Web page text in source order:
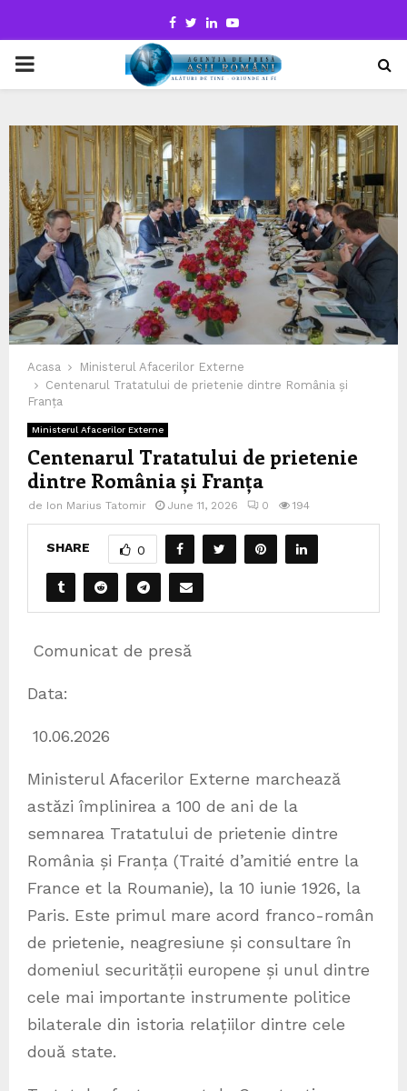
Facebook
TwitterLinkedinYoutube
PRIMARY
Acasa
Ministerul Afacerilor Externe
Centenarul Tratatului de prietenie dintre România și
Franța
Ministerul Afacerilor Externe
Centenarul Tratatului de prietenie
dintre România și Franța
de Ion Marius Tatomir June 11, 2026 0 194
SHARE 0
Comunicat de presă
Data:
10.06.2026
Ministerul Afacerilor Externe marchează
astăzi împlinirea a 100 de ani de la
semnarea Tratatului de prietenie dintre
România și Franța (Traité d’amitié entre la
France et la Roumanie), la 10 iunie 1926, la
Paris. Este primul mare acord franco-român
de prietenie, neagresiune și consultare în
domeniul securității europene și unul dintre
cele mai importante instrumente politice
bilaterale din istoria relațiilor dintre cele
două state.